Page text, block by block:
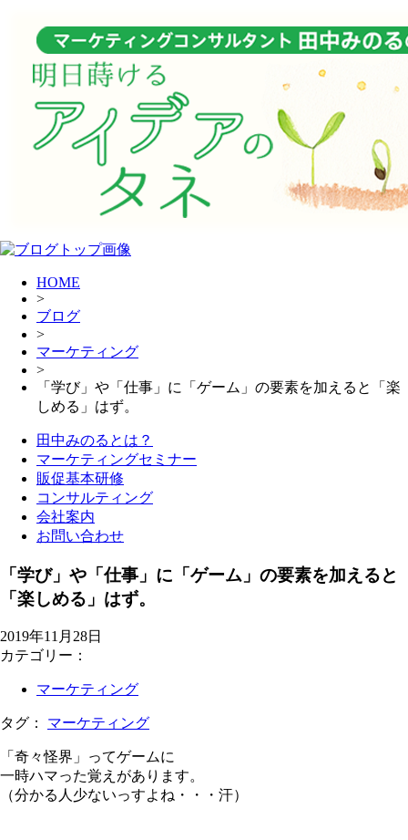
HOME
>
ブログ
>
マーケティング
>
「学び」や「仕事」に「ゲーム」の要素を加えると「楽
しめる」はず。
田中みのるとは？
マーケティングセミナー
販促基本研修
コンサルティング
会社案内
お問い合わせ
「学び」や「仕事」に「ゲーム」の要素を加えると
「楽しめる」はず。
2019年11月28日
カテゴリー：
マーケティング
タグ： マーケティング
「奇々怪界」ってゲームに
一時ハマった覚えがあります。
（分かる人少ないっすよね・・・汗）